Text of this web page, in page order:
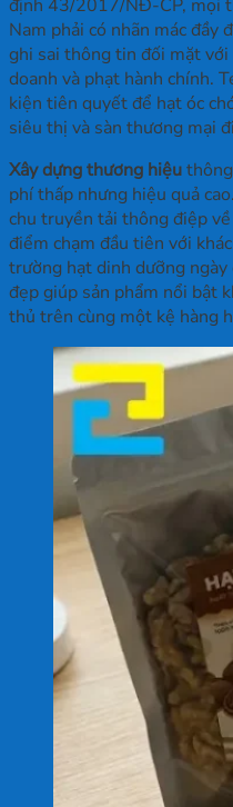
định 43/2017/NĐ-CP, mọi
Nam phải có nhãn mác đầy
ghi sai thông tin đối mặt
doanh và phạt hành chính.
kiện tiên quyết để hạt óc
siêu thị và sàn thương mại
Xây dựng thương hiệu
phí thấp nhưng hiệu quả
chu truyền tải thông điệp
điểm chạm đầu tiên với
trường hạt dinh dưỡng
đẹp giúp sản phẩm nổi bật
thủ trên cùng một kệ hàng